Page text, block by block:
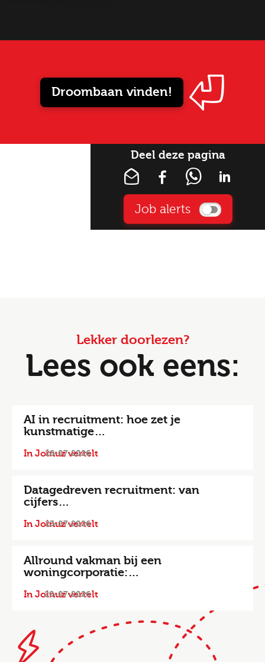
Droombaan vinden!
Deel deze pagina
Job alerts
Lekker doorlezen?
Lees ook eens:
AI in recruitment: hoe zet je
kunstmatige…
In Joinuz vertelt
28-07-2026
Datagedreven recruitment: van
cijfers…
In Joinuz vertelt
23-07-2026
Allround vakman bij een
woningcorporatie:…
In Joinuz vertelt
20-07-2026